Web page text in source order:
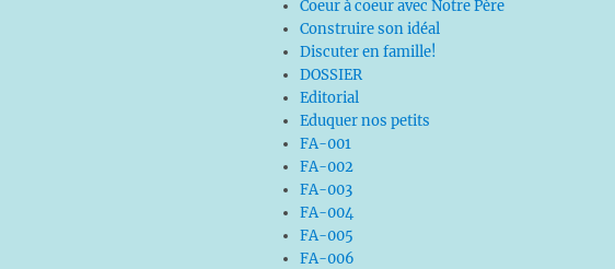
Coeur à coeur avec Notre Père
Construire son idéal
Discuter en famille!
DOSSIER
Editorial
Eduquer nos petits
FA-001
FA-002
FA-003
FA-004
FA-005
FA-006